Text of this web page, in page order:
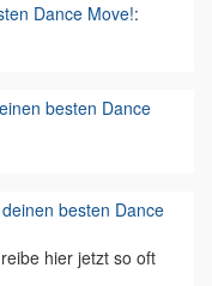
Dance Move!:
besten Dance
besten Dance
hier jetzt so oft